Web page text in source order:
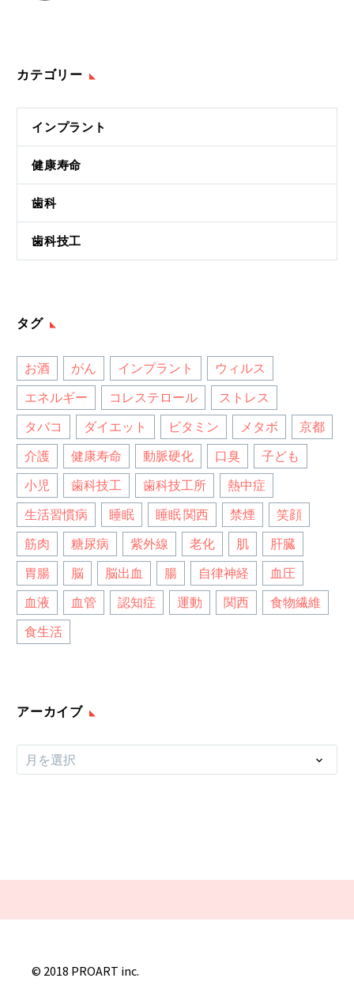
カテゴリー
インプラント
健康寿命
歯科
歯科技工
タグ
お酒 がん インプラント
ウィルス
エネルギー
コレステロール
ストレス
タバコ
ダイエット ビタミン メタボ
京都
介護
健康寿命 動脈硬化 口臭
子ども
小児
歯科技工 歯科技工所
熱中症
生活習慣病
睡眠 睡眠 関西 禁煙
笑顔
筋肉
糖尿病 紫外線 老化 肌
肝臓
胃腸
脳 脳出血 腸 自律神経
血圧
血液
血管 認知症 運動 関西
食物繊維
食生活
アーカイブ
ー
月を選択
© 2018 PROART inc.